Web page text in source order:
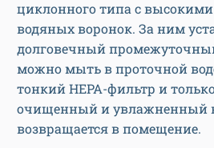
циклонного типа с
водяных воронок. За ним
долговечный
можно мыть в проточной
тонкий HEPA-фильтр и
очищенный и увлажненный
возвращается в помещение.